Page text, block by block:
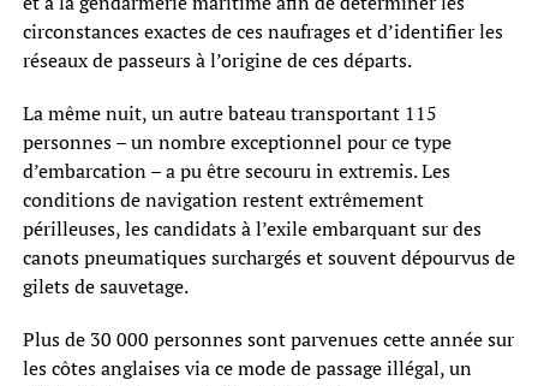
circonstances exactes de ces naufrages et d’identifier les
réseaux de passeurs à l’origine de ces départs.
La même nuit, un autre bateau transportant 115
personnes – un nombre exceptionnel pour ce type
d’embarcation – a pu être secouru in extremis. Les
conditions de navigation restent extrêmement
périlleuses, les candidats à l’exile embarquant sur des
canots pneumatiques surchargés et souvent dépourvus de
gilets de sauvetage.
Plus de 30 000 personnes sont parvenues cette année sur
les côtes anglaises via ce mode de passage illégal, un